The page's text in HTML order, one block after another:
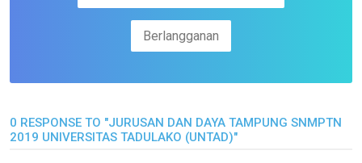
0 RESPONSE TO "JURUSAN DAN DAYA TAMPUNG SNMPTN
2019 UNIVERSITAS TADULAKO (UNTAD)"